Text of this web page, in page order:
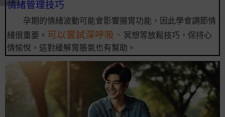
情緒管理技巧
孕期的情緒波動可能會影響腸胃功能，因此學會調節情
緒很重要。 可以嘗試深呼吸、 冥想等放鬆技巧，保持心
情愉悅，這對緩解胃脹氣也有幫助。